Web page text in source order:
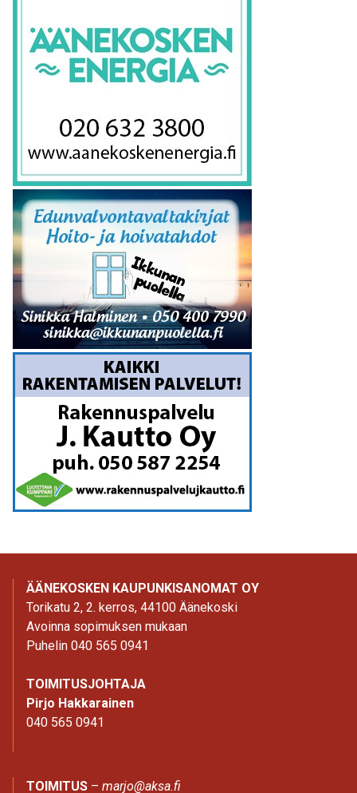
ÄÄNEKOSKEN KAUPUNKISANOMAT OY
Torikatu 2, 2. kerros, 44100 Äänekoski
Avoinna sopimuksen mukaan
Puhelin 040 565 0941
TOIMITUSJOHTAJA
Pirjo Hakkarainen
040 565 0941
TOIMITUS – marjo@aksa.fi